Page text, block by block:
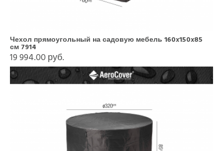
Чехол прямоугольный на садовую мебель 160x150x85
см 7914
19 994.00 руб.